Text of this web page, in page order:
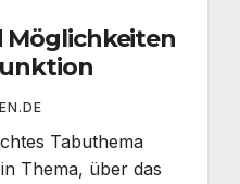
Tabuthema
Thema, über das